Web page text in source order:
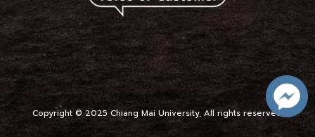
Copyright © 2025 Chiang Mai University, All rights reserved.